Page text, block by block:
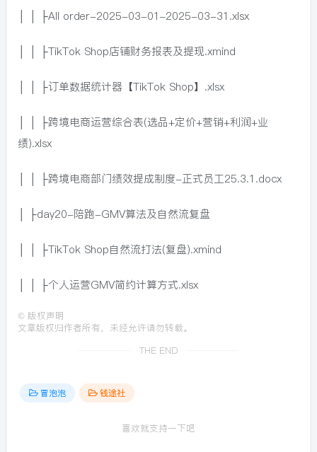
│ │ ├All order-2025-03-01–2025-03-31.xlsx
│ │ ├TikTok Shop店铺财务报表及提现.xmind
│ │ ├订单数据统计器【TikTok Shop】.xlsx
│ │ ├跨境电商运营综合表(选品+定价+营销+利润+业
绩).xlsx
│ │ ├跨境电商部门绩效提成制度-正式员工25.3.1.docx
│ ├day20-陪跑-GMV算法及自然流复盘
│ │ ├TikTok Shop自然流打法(复盘).xmind
│ │ ├个人运营GMV简约计算方式.xlsx
© 版权声明
文章版权归作者所有，未经允许请勿转载。
THE END
冒泡泡 钱途社
喜欢就支持一下吧